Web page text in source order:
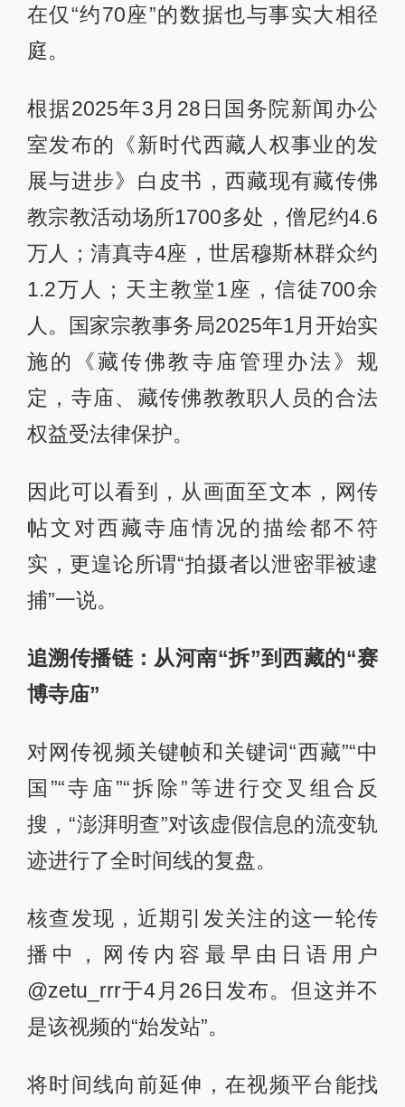
在仅“约70座”的数据也与事实大相径
庭。
根据2025年3月28日国务院新闻办公
室发布的《新时代西藏人权事业的发
展与进步》白皮书，西藏现有藏传佛
教宗教活动场所1700多处，僧尼约4.6
万人；清真寺4座，世居穆斯林群众约
1.2万人；天主教堂1座，信徒700余
人。国家宗教事务局2025年1月开始实
施的《藏传佛教寺庙管理办法》规
定，寺庙、藏传佛教教职人员的合法
权益受法律保护。
因此可以看到，从画面至文本，网传
帖文对西藏寺庙情况的描绘都不符
实，更遑论所谓“拍摄者以泄密罪被逮
捕”一说。
追溯传播链：从河南“拆”到西藏的“赛
博寺庙”
对网传视频关键帧和关键词“西藏”“中
国”“寺庙”“拆除”等进行交叉组合反
搜，“澎湃明查”对该虚假信息的流变轨
迹进行了全时间线的复盘。
核查发现，近期引发关注的这一轮传
播中，网传内容最早由日语用户
@zetu_rrr于4月26日发布。但这并不
是该视频的“始发站”。
将时间线向前延伸，在视频平台能找